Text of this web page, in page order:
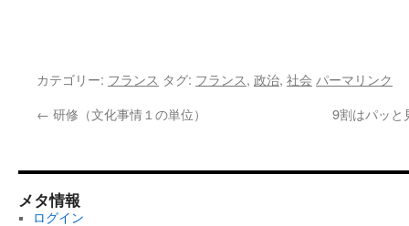
カテゴリー: フランス タグ: フランス, 政治, 社会 パーマリンク
← 研修（文化事情１の単位） 9割はパッと
メタ情報
ログイン